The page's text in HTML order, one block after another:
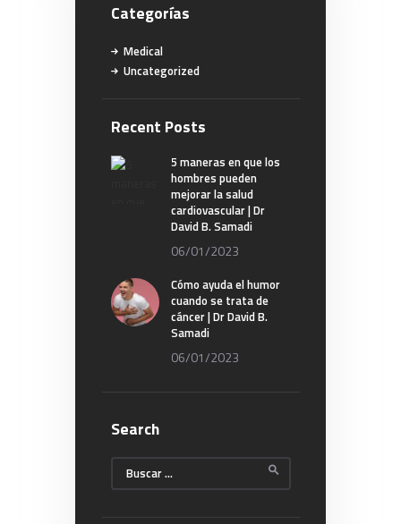
Categorías
Medical
Uncategorized
Recent Posts
5 maneras en que los
hombres pueden
mejorar la salud
cardiovascular | Dr
David B. Samadi
06/01/2023
Cómo ayuda el humor
cuando se trata de
cáncer | Dr David B.
Samadi
06/01/2023
Search
Buscar: